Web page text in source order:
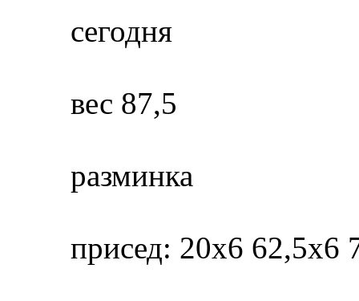
сегодня
вес 87,5
разминка
присед: 20х6 62,5х6